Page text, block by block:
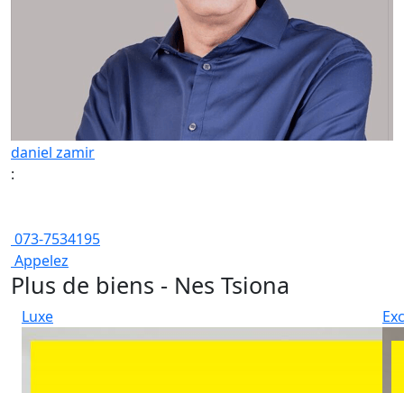
daniel zamir
:
073-7534195
Appelez
Plus de biens - Nes Tsiona
Luxe